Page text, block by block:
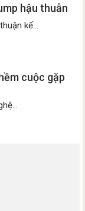
hậu thuẫn
kế...
cuộc gặp